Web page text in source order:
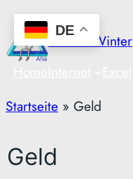
Zum
Inhalt
springen
Markus Winter
Startseite » Geld
Geld
DE